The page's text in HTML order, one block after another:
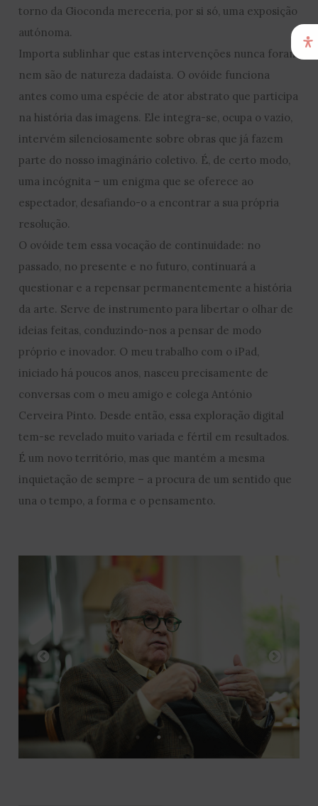
torno da Gioconda mereceria, por si só, uma exposição
autónoma.
Importa sublinhar que estas intervenções nunca foram
nem são de natureza dadaísta. O ovóide funciona
antes como uma espécie de ator abstrato que participa
na história das imagens. Ele integra-se, ocupa o vazio,
intervém silenciosamente sobre obras que já fazem
parte do nosso imaginário coletivo. É, de certo modo,
uma incógnita – um enigma que se oferece ao
espectador, desafiando-o a encontrar a sua própria
resolução.
O ovóide tem essa vocação de continuidade: no
passado, no presente e no futuro, continuará a
questionar e a repensar permanentemente a história
da arte. Serve de instrumento para libertar o olhar de
ideias feitas, conduzindo-nos a pensar de modo
próprio e inovador. O meu trabalho com o iPad,
iniciado há poucos anos, nasceu precisamente de
conversas com o meu amigo e colega António
Cerveira Pinto. Desde então, essa exploração digital
tem-se revelado muito variada e fértil em resultados.
É um novo território, mas que mantém a mesma
inquietação de sempre – a procura de um sentido que
una o tempo, a forma e o pensamento.